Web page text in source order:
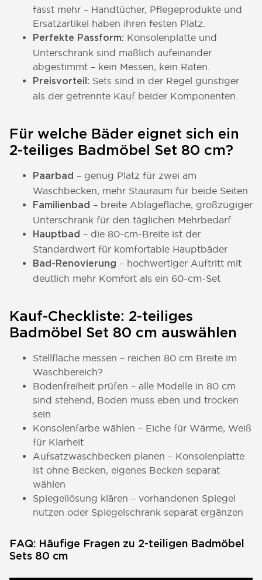
fasst mehr – Handtücher, Pflegeprodukte und
Ersatzartikel haben ihren festen Platz.
Perfekte Passform: Konsolenplatte und
Unterschrank sind maßlich aufeinander
abgestimmt – kein Messen, kein Raten.
Preisvorteil: Sets sind in der Regel günstiger
als der getrennte Kauf beider Komponenten.
Für welche Bäder eignet sich ein
2-teiliges Badmöbel Set 80 cm?
Paarbad – genug Platz für zwei am
Waschbecken, mehr Stauraum für beide Seiten
Familienbad – breite Ablagefläche, großzügiger
Unterschrank für den täglichen Mehrbedarf
Hauptbad – die 80-cm-Breite ist der
Standardwert für komfortable Hauptbäder
Bad-Renovierung – hochwertiger Auftritt mit
deutlich mehr Komfort als ein 60-cm-Set
Kauf-Checkliste: 2-teiliges
Badmöbel Set 80 cm auswählen
Stellfläche messen – reichen 80 cm Breite im
Waschbereich?
Bodenfreiheit prüfen – alle Modelle in 80 cm
sind stehend, Boden muss eben und trocken
sein
Konsolenfarbe wählen – Eiche für Wärme, Weiß
für Klarheit
Aufsatzwaschbecken planen – Konsolenplatte
ist ohne Becken, eigenes Becken separat
wählen
Spiegellösung klären – vorhandenen Spiegel
nutzen oder Spiegelschrank separat ergänzen
FAQ: Häufige Fragen zu 2-teiligen Badmöbel
Sets 80 cm